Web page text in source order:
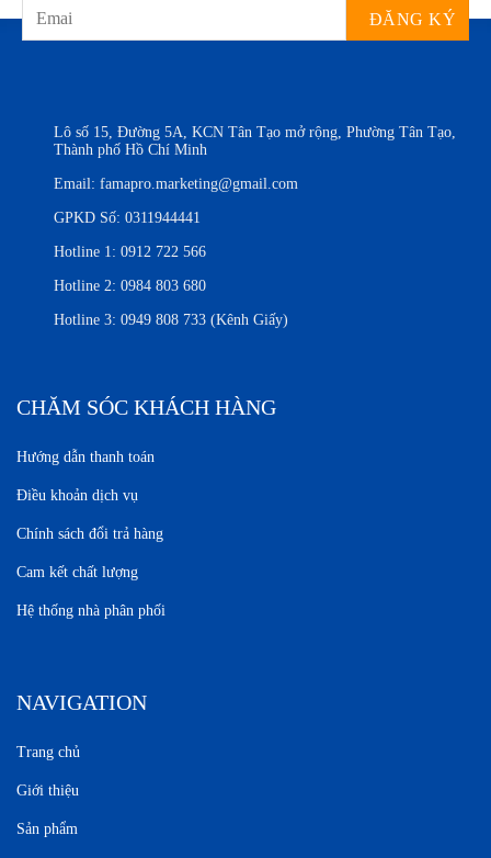
Lô số 15, Đường 5A, KCN Tân Tạo mở rộng, Phường Tân Tạo,
Thành phố Hồ Chí Minh
Email: famapro.marketing@gmail.com
GPKD Số: 0311944441
Hotline 1: 0912 722 566
Hotline 2: 0984 803 680
Hotline 3: 0949 808 733 (Kênh Giấy)
CHĂM SÓC KHÁCH HÀNG
Hướng dẫn thanh toán
Điều khoản dịch vụ
Chính sách đổi trả hàng
Cam kết chất lượng
Hệ thống nhà phân phối
NAVIGATION
Trang chủ
Giới thiệu
Sản phẩm